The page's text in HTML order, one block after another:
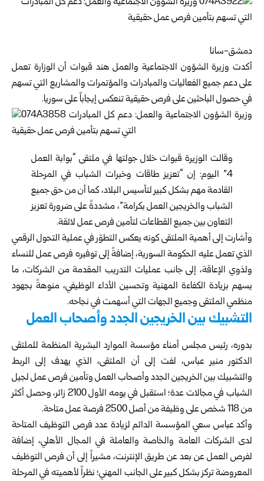
دمشق-سانا
أكدتوزيرة الشؤون الاجتماعية والعملهند قبوات أن الوزارة تعمل
على دعم جميع الفعاليات والمبادرات والمؤتمرات والمشاريع التي تسهم
في حصول الباحثين على فرص حقيقية تنعكس إيجاباً على سوريا.
وقالت الوزيرة قبوات خلال جولتها في ملتقى “بوابة العمل
4” اليوم: إن “تعزيز طاقات وخبرات الشباب في المرحلة
القادمة مهم بشكل كبير لتأسيس البلاد، كما أن من حق جميع
الشباب والخريجين العمل بكرامة”، مشددةً على ضرورة تعزيز
التعاون بين جميع القطاعات لتأمين فرص عمل لائقة.
وأشارت إلى أهمية الملتقى كونه يعكس التطوّر في عملية التحول الرقمي
الذي تعمل عليه الحكومة السورية، إضافةً إلى توفيره فرص عمل للنساء
ولذوي الإعاقة، إلى جانب عمليات التدريب المقدمة من الشركات، ما
يسهم بزيادة الكفاءة المهنية وتحسين الأداء الوظيفي، منوهةً بجهود
منظمي الملتقى وجميع الجهات التي أسهمت في نجاحه.
التشبيك بين الخريجين الجدد وأصحاب العمل
بدوره، رئيس مجلس أمناء مؤسسة الموارد البشرية المنظمة للملتقى
الدكتور منير عباس، لفت إلى أن الملتقى، الذي يهدف إلى الربط
والتشبيك بين الخريجين الجدد وأصحاب العمل وتأمين فرص عمل لجيل
الشباب في مجالات عدة؛ استقبل في يومه الأول 2100 زائر، وحصل أكثر
من 118 شخص على وظيفة من أصل 2500 فرصة عمل متاحة.
وأكد عباس سعي المؤسسة الدائم لزيادة عدد فرص التوظيف المتاحة
لدى الشركات العامة والخاصة والعاملة في المجال الأهلي، إضافة
لفرص العمل عن بعد عن طريق الإنترنت، مشيراً إلى أن فرص التوظيف
المعروضة تركز بشكل كبير على الجانب المهني؛ نظراً لأهميته في المرحلة